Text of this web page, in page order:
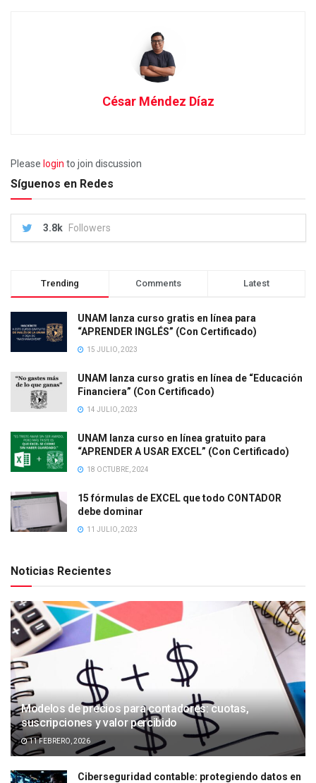
César Méndez Díaz
Please login to join discussion
Síguenos en Redes
3.8k Followers
Trending Comments Latest
UNAM lanza curso gratis en línea para
“APRENDER INGLÉS” (Con Certificado)
15 JULIO, 2023
UNAM lanza curso gratis en línea de “Educación
Financiera” (Con Certificado)
14 JULIO, 2023
UNAM lanza curso en línea gratuito para
“APRENDER A USAR EXCEL” (Con Certificado)
18 OCTUBRE, 2024
15 fórmulas de EXCEL que todo CONTADOR
debe dominar
11 JULIO, 2023
Noticias Recientes
Modelos de precios para contadores: cuotas,
suscripciones y valor percibido
11 FEBRERO, 2026
Ciberseguridad contable: protegiendo datos en